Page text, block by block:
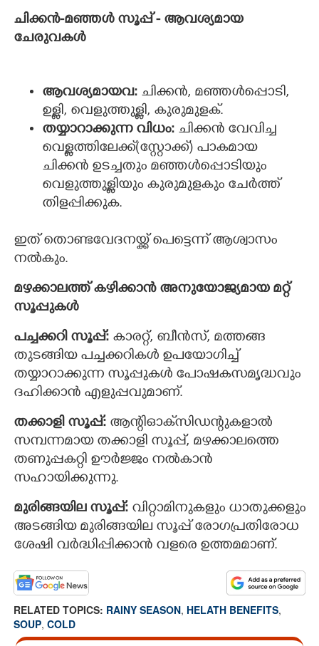
ചിക്കൻ-മഞ്ഞൾ സൂപ്പ് - ആവശ്യമായ
ചേരുവകൾ
ആവശ്യമായവ: ചിക്കൻ, മഞ്ഞൾപ്പൊടി,
ഉള്ളി, വെളുത്തുള്ളി, കുരുമുളക്.
തയ്യാറാക്കുന്ന വിധം: ചിക്കൻ വേവിച്ച
വെള്ളത്തിലേക്ക്(സ്റ്റോക്ക്)​ പാകമായ
ചിക്കൻ ഉടച്ചതും മഞ്ഞൾപ്പൊടിയും
വെളുത്തുള്ളിയും കുരുമുളകും ചേർത്ത്
തിളപ്പിക്കുക.
ഇത് തൊണ്ടവേദനയ്ക്ക് പെട്ടെന്ന് ആശ്വാസം
നൽകും.
മഴക്കാലത്ത് കഴിക്കാൻ അനുയോജ്യമായ മറ്റ്
സൂപ്പുകൾ
പച്ചക്കറി സൂപ്പ്: കാരറ്റ്, ബീൻസ്, മത്തങ്ങ
തുടങ്ങിയ പച്ചക്കറികൾ ഉപയോഗിച്ച്
തയ്യാറാക്കുന്ന സൂപ്പുകൾ പോഷകസമൃദ്ധവും
ദഹിക്കാൻ എളുപ്പവുമാണ്.
തക്കാളി സൂപ്പ്: ആന്റിഓക്‌സിഡന്റുകളാൽ
സമ്പന്നമായ തക്കാളി സൂപ്പ്, മഴക്കാലത്തെ
തണുപ്പകറ്റി ഊർജ്ജം നൽകാൻ
സഹായിക്കുന്നു.
മുരിങ്ങയില സൂപ്പ്: വിറ്റാമിനുകളും ധാതുക്കളും
അടങ്ങിയ മുരിങ്ങയില സൂപ്പ് രോഗപ്രതിരോധ
ശേഷി വർദ്ധിപ്പിക്കാൻ വളരെ ഉത്തമമാണ്.
RELATED TOPICS: RAINY SEASON, HELATH BENEFITS,
SOUP, COLD